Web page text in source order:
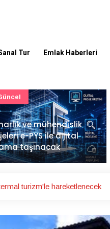
Tur Emlak Haberleri
Suite Türkiye'de
Ev Sistemleri
turizm'le hareketlenecek